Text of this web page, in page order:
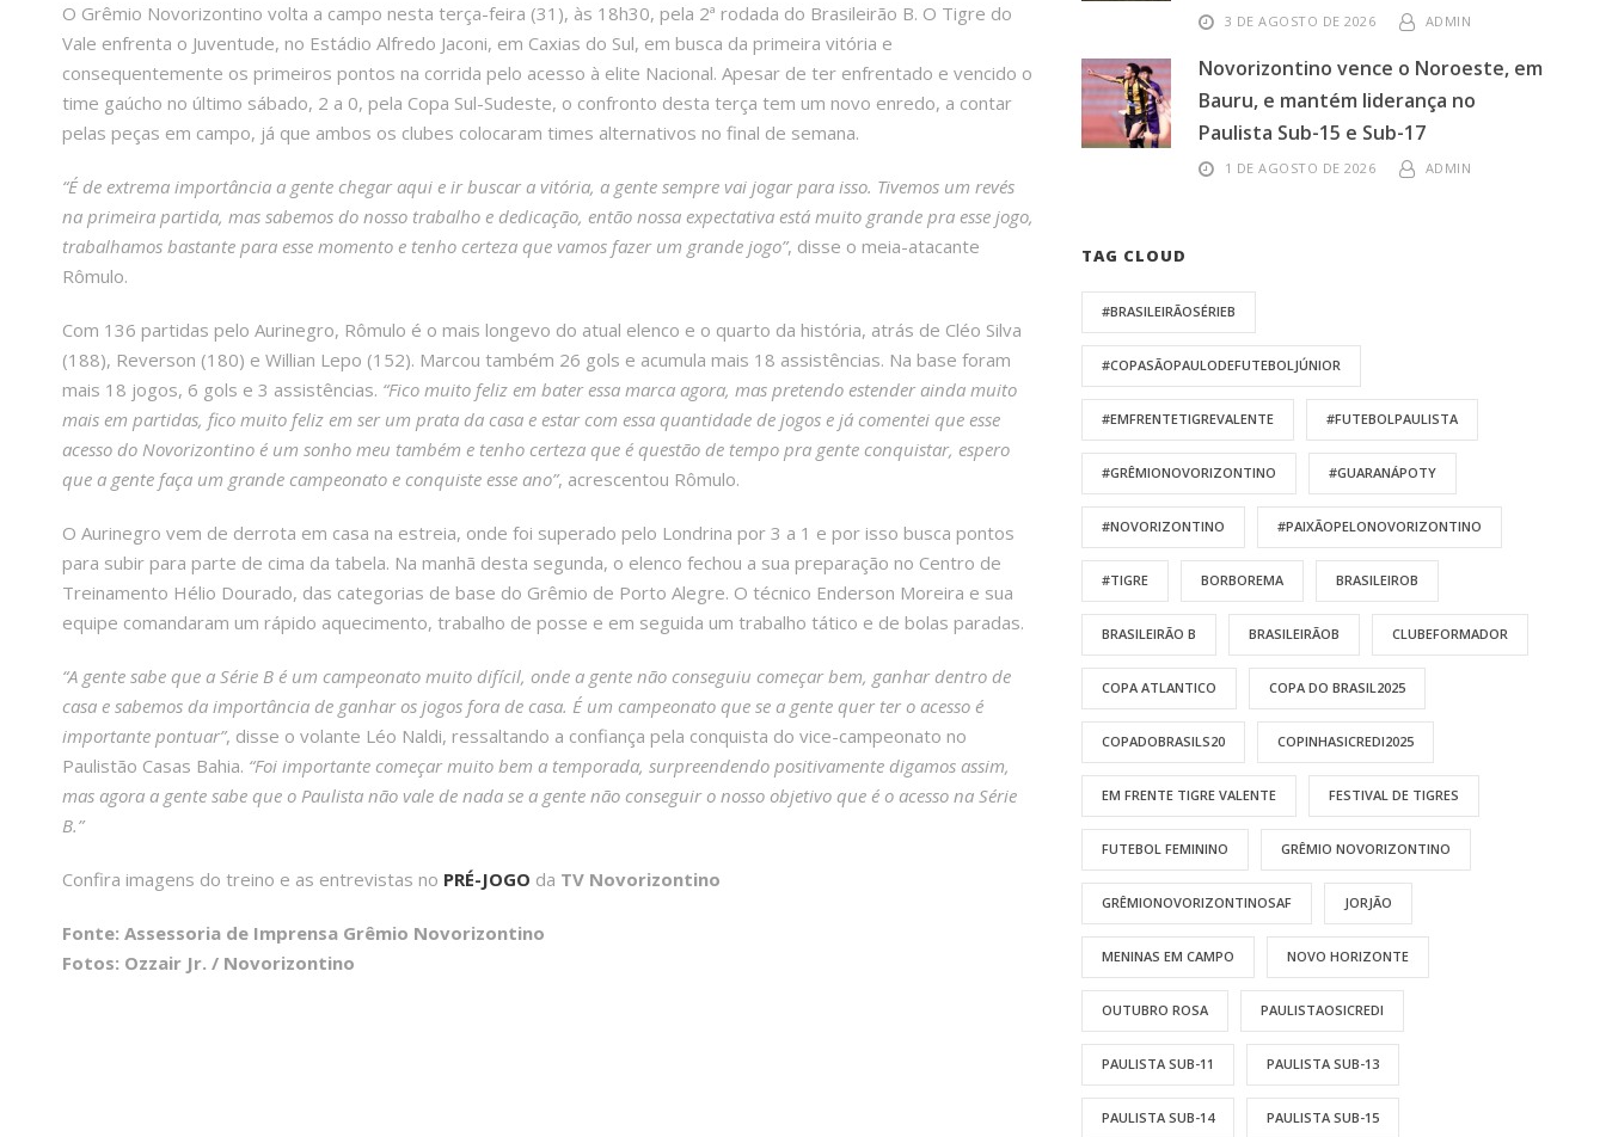
O Grêmio Novorizontino volta a campo nesta terça-feira (31), às 18h30, pela 2ª rodada do Brasileirão B. O Tigre do
Vale enfrenta o Juventude, no Estádio Alfredo Jaconi, em Caxias do Sul, em busca da primeira vitória e
consequentemente os primeiros pontos na corrida pelo acesso à elite Nacional. Apesar de ter enfrentado e vencido o
time gaúcho no último sábado, 2 a 0, pela Copa Sul-Sudeste, o confronto desta terça tem um novo enredo, a contar
pelas peças em campo, já que ambos os clubes colocaram times alternativos no final de semana.
“É de extrema importância a gente chegar aqui e ir buscar a vitória, a gente sempre vai jogar para isso. Tivemos um revés
na primeira partida, mas sabemos do nosso trabalho e dedicação, então nossa expectativa está muito grande pra esse jogo,
trabalhamos bastante para esse momento e tenho certeza que vamos fazer um grande jogo”, disse o meia-atacante
Rômulo.
Com 136 partidas pelo Aurinegro, Rômulo é o mais longevo do atual elenco e o quarto da história, atrás de Cléo Silva
(188), Reverson (180) e Willian Lepo (152). Marcou também 26 gols e acumula mais 18 assistências. Na base foram
mais 18 jogos, 6 gols e 3 assistências. “Fico muito feliz em bater essa marca agora, mas pretendo estender ainda muito
mais em partidas, fico muito feliz em ser um prata da casa e estar com essa quantidade de jogos e já comentei que esse
acesso do Novorizontino é um sonho meu também e tenho certeza que é questão de tempo pra gente conquistar, espero
que a gente faça um grande campeonato e conquiste esse ano”, acrescentou Rômulo.
O Aurinegro vem de derrota em casa na estreia, onde foi superado pelo Londrina por 3 a 1 e por isso busca pontos
para subir para parte de cima da tabela. Na manhã desta segunda, o elenco fechou a sua preparação no Centro de
Treinamento Hélio Dourado, das categorias de base do Grêmio de Porto Alegre. O técnico Enderson Moreira e sua
equipe comandaram um rápido aquecimento, trabalho de posse e em seguida um trabalho tático e de bolas paradas.
“A gente sabe que a Série B é um campeonato muito difícil, onde a gente não conseguiu começar bem, ganhar dentro de
casa e sabemos da importância de ganhar os jogos fora de casa. É um campeonato que se a gente quer ter o acesso é
importante pontuar”, disse o volante Léo Naldi, ressaltando a confiança pela conquista do vice-campeonato no
Paulistão Casas Bahia. “Foi importante começar muito bem a temporada, surpreendendo positivamente digamos assim,
mas agora a gente sabe que o Paulista não vale de nada se a gente não conseguir o nosso objetivo que é o acesso na Série
B.”
Confira imagens do treino e as entrevistas no PRÉ-JOGO da TV Novorizontino
Fonte: Assessoria de Imprensa Grêmio Novorizontino
Fotos: Ozzair Jr. / Novorizontino
3 DE AGOSTO DE 2026 ADMIN
Novorizontino vence o Noroeste, em
Bauru, e mantém liderança no
Paulista Sub-15 e Sub-17
1 DE AGOSTO DE 2026 ADMIN
TAG CLOUD
#BRASILEIRÃOSÉRIEB
#COPASÃOPAULODEFUTEBOLJÚNIOR
#EMFRENTETIGREVALENTE #FUTEBOLPAULISTA
#GRÊMIONOVORIZONTINO #GUARANÁPOTY
#NOVORIZONTINO #PAIXÃOPELONOVORIZONTINO
#TIGRE BORBOREMA BRASILEIROB
BRASILEIRÃO B BRASILEIRÃOB CLUBEFORMADOR
COPA ATLANTICO COPA DO BRASIL2025
COPADOBRASILS20 COPINHASICREDI2025
EM FRENTE TIGRE VALENTE FESTIVAL DE TIGRES
FUTEBOL FEMININO GRÊMIO NOVORIZONTINO
GRÊMIONOVORIZONTINOSAF JORJÃO
MENINAS EM CAMPO NOVO HORIZONTE
OUTUBRO ROSA PAULISTAOSICREDI
PAULISTA SUB-11 PAULISTA SUB-13
PAULISTA SUB-14 PAULISTA SUB-15